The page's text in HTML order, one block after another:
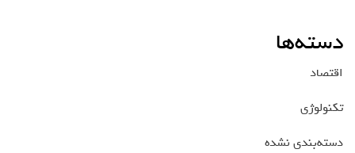
دسته‌ها
اقتصاد
تکنولوژی
دسته‌بندی نشده